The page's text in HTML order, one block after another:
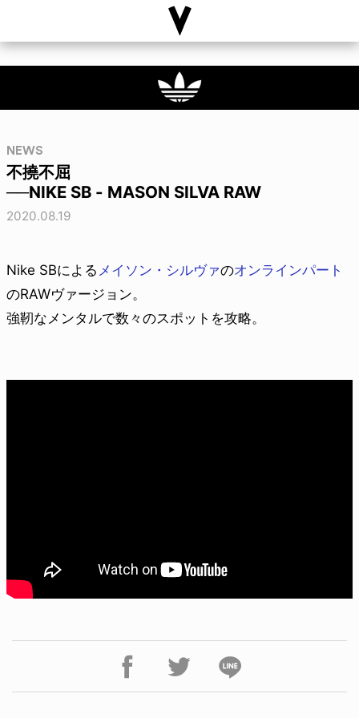
NEWS
不撓不屈
──NIKE SB - MASON SILVA RAW
2020.08.19
Nike SBによる メイソン・シルヴァのオンラインパート
のRAWヴァージョン。
強靭なメンタルで数々のスポットを攻略。